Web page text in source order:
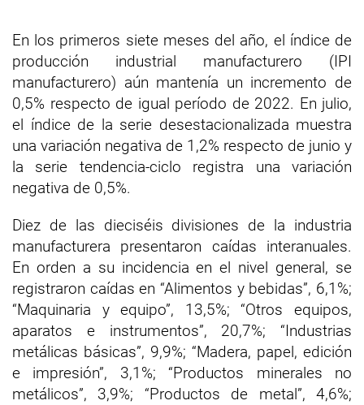
En los primeros siete meses del año, el índice de
producción industrial manufacturero (IPI
manufacturero) aún mantenía un incremento de
0,5% respecto de igual período de 2022. En julio,
el índice de la serie desestacionalizada muestra
una variación negativa de 1,2% respecto de junio y
la serie tendencia-ciclo registra una variación
negativa de 0,5%.
Diez de las dieciséis divisiones de la industria
manufacturera presentaron caídas interanuales.
En orden a su incidencia en el nivel general, se
registraron caídas en “Alimentos y bebidas”, 6,1%;
“Maquinaria y equipo”, 13,5%; “Otros equipos,
aparatos e instrumentos”, 20,7%; “Industrias
metálicas básicas”, 9,9%; “Madera, papel, edición
e impresión”, 3,1%; “Productos minerales no
metálicos”, 3,9%; “Productos de metal”, 4,6%;